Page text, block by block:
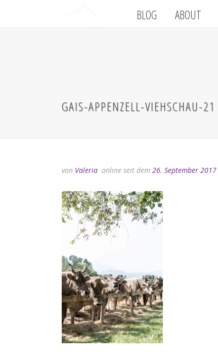
BLOG ABOUT
GAIS-APPENZELL-VIEHSCHAU-21
von Valeria online seit dem 26. September 2017